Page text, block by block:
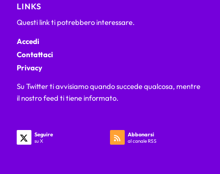
LINKS
Questi link ti potrebbero interessare.
Accedi
Contattaci
Privacy
Su Twitter ti avvisiamo quando succede qualcosa, mentre
il nostro feed ti tiene informato.
Seguire
su X
Abbonarsi
al canale RSS